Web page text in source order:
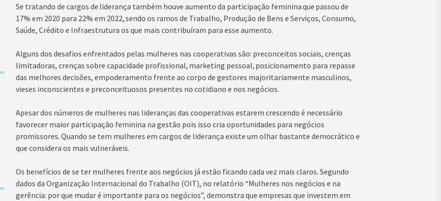
Se tratando de cargos de liderança também houve aumento da participação feminina que passou de
17% em 2020 para 22% em 2022, sendo os ramos de Trabalho, Produção de Bens e Serviços, Consumo,
Saúde, Crédito e Infraestrutura os que mais contribuíram para esse aumento.
Alguns dos desafios enfrentados pelas mulheres nas cooperativas são: preconceitos sociais, crenças
limitadoras, crenças sobre capacidade profissional, marketing pessoal, posicionamento para repasse
das melhores decisões, empoderamento frente ao corpo de gestores majoritariamente masculinos,
vieses inconscientes e preconceituosos presentes no cotidiano e nos negócios.
Apesar dos números de mulheres nas lideranças das cooperativas estarem crescendo é necessário
favorecer maior participação feminina na gestão pois isso cria oportunidades para negócios
promissores. Quando se tem mulheres em cargos de liderança existe um olhar bastante democrático e
que considera os mais vulneráveis.
Os benefícios de se ter mulheres frente aos negócios já estão ficando cada vez mais claros. Segundo
dados da Organização Internacional do Trabalho (OIT), no relatório “Mulheres nos negócios e na
gerência: por que mudar é importante para os negócios”, demonstra que empresas que investem em